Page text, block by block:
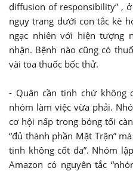
diffusion of responsibility” ,
ngụy trang dưới con tắc kè
ngạc nhiên với hiện tượng
nhận. Bệnh nào cũng có
vài toa thuốc bốc thử.
- Quân cần tinh chứ không
nhóm làm việc vừa phải.
cơ hội nấp trong bóng tối
“đủ thành phần Mặt Trận”
tinh không cốt đa”. Nhóm
Amazon có nguyên tắc